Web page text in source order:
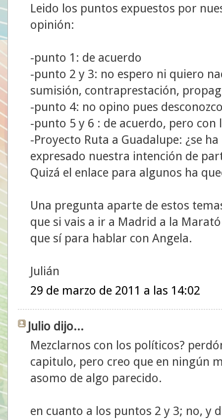
Leido los puntos expuestos por
opinión:
-punto 1: de acuerdo
-punto 2 y 3: no espero ni quiero
sumisión, contraprestación,
-punto 4: no opino pues
-punto 5 y 6 : de acuerdo, pero
-Proyecto Ruta a Guadalupe: ¿se
expresado nuestra intención de
Quizá el enlace para algunos ha
Una pregunta aparte de estos
que si vais a ir a Madrid a la
que sí para hablar con Angela.
Julián
29 de marzo de 2011 a las 14:02
Julio dijo...
Mezclarnos con los políticos?
capitulo, pero creo que en ningún
asomo de algo parecido.
en cuanto a los puntos 2 y 3; no, y